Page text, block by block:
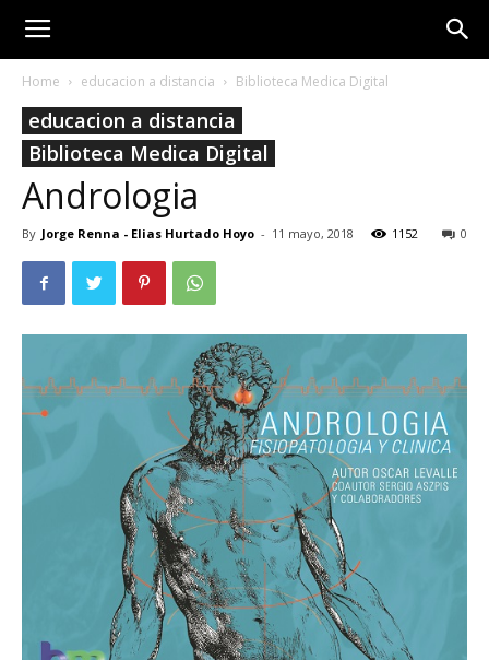
Home educacion a distancia Biblioteca Medica Digital
educacion a distancia
Biblioteca Medica Digital
Andrologia
By Jorge Renna - Elias Hurtado Hoyo - 11 mayo, 2018 0
1152